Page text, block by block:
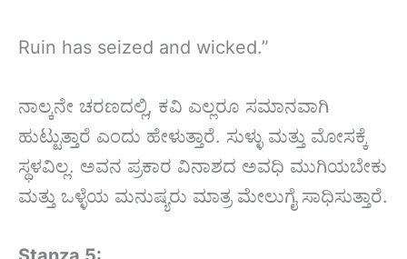
Ruin has seized and wicked.”
ನಾಲ್ಕನೇ ಚರಣದಲ್ಲಿ, ಕವಿ ಎಲ್ಲರೂ ಸಮಾನವಾಗಿ
ಹುಟ್ಟುತ್ತಾರೆ ಎಂದು ಹೇಳುತ್ತಾರೆ. ಸುಳ್ಳು ಮತ್ತು ಮೋಸಕ್ಕೆ
ಸ್ಥಳವಿಲ್ಲ. ಅವನ ಪ್ರಕಾರ ವಿನಾಶದ ಅವಧಿ ಮುಗಿಯಬೇಕು
ಮತ್ತು ಒಳ್ಳೆಯ ಮನುಷ್ಯರು ಮಾತ್ರ ಮೇಲುಗೈ ಸಾಧಿಸುತ್ತಾರೆ.